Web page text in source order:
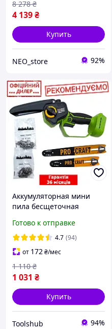
4 139₴
8 278 ₴
Купить
NEO_store 92%
Аккумуляторная мини
пила бесщеточная
АКБ и ЗУ, 2 шины 2 цепи)
Готово к отправке
4.7 (94)
от 172₴/мес
1 031 ₴
1 110 ₴
Купить
Toolshub 94%